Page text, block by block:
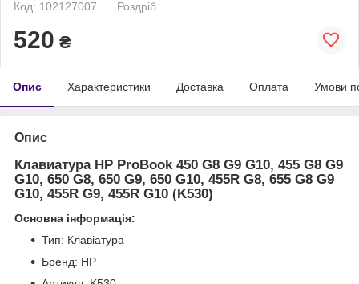
Код: 102127007
Роздріб
520 ₴
Опис Характеристики Доставка Оплата Умови
Опис
Клавиатура HP ProBook 450 G8 G9 G10, 455 G8 G9
G10, 650 G8, 650 G9, 650 G10, 455R G8, 655 G8 G9
G10, 455R G9, 455R G10 (K530)
Основна інформація:
Тип: Клавіатура
Бренд: HP